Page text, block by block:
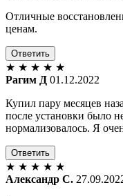
Отличные
ценам.
Ответить
★ ★ ★ ★ ★
Рагим Д 01.12.2022
Купил пару месяцев
после установки было
нормализовалось. Я
Ответить
★ ★ ★ ★ ★
Александр С.